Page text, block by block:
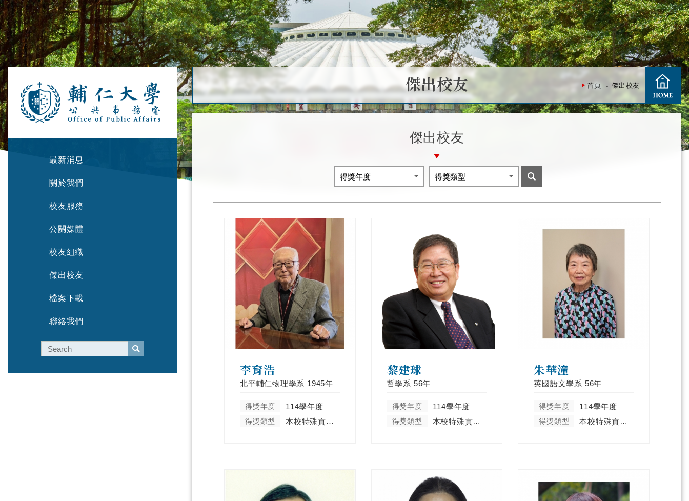
最新消息
關於我們
校友服務
公關媒體
校友組織
傑出校友
檔案下載
聯絡我們
首頁 傑出校友
傑出校友
傑出校友
李育浩
北平輔仁物理學系 1945年
得獎年度 114學年度
得獎類型 本校特殊貢獻類
黎建球
哲學系 56年
得獎年度 114學年度
得獎類型 本校特殊貢獻類
朱華潼
英國語文學系 56年
得獎年度 114學年度
得獎類型 本校特殊貢獻類